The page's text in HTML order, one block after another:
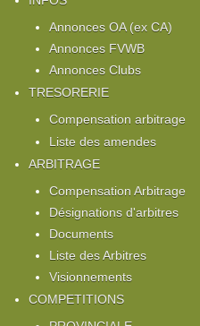
Annonces OA (ex CA)
Annonces FVWB
Annonces Clubs
TRESORERIE
Compensation arbitrage
Liste des amendes
ARBITRAGE
Compensation Arbitrage
Désignations d'arbitres
Documents
Liste des Arbitres
Visionnements
COMPETITIONS